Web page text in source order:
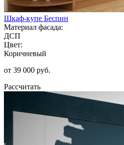
Шкаф-купе Беспин
Материал фасада:
ДСП
Цвет:
Коричневый
от 39 000 руб.
Рассчитать